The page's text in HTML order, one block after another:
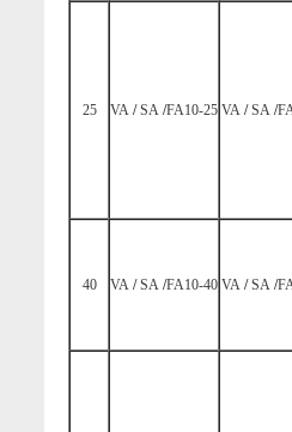
25 VA /SA /FA10-25 VA /SA /
40 VA /SA /FA10-40 VA /SA /